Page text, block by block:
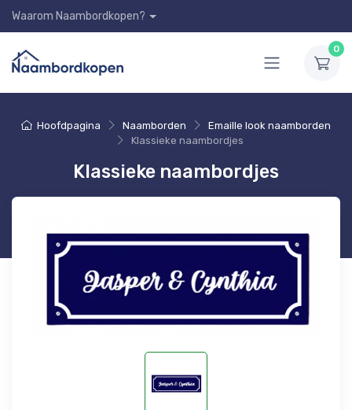
Waarom Naambordkopen?
0
Hoofdpagina Naamborden
Emaille look naamborden
Klassieke naambordjes
Klassieke naambordjes